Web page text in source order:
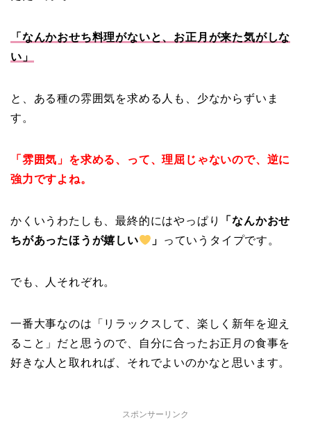
「なんかおせち料理がないと、お正月が来た気がしな
い」
と、ある種の雰囲気を求める人も、少なからずいま
す。
「雰囲気」を求める、って、理屈じゃないので、逆に
強力ですよね。
かくいうわたしも、最終的にはやっぱり
「なんかおせ
ちがあったほうが嬉しい
」 っていうタイプです。
でも、人それぞれ。
一番大事なのは「リラックスして、楽しく新年を迎え
ること」だと思うので、自分に合ったお正月の食事を
好きな人と取れれば、それでよいのかなと思います。
スポンサーリンク